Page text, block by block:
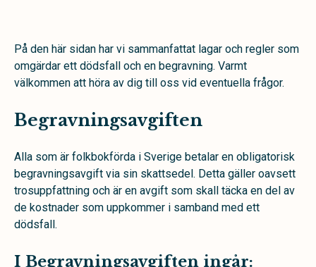
På den här sidan har vi sammanfattat lagar och regler som
omgärdar ett dödsfall och en begravning. Varmt
välkommen att höra av dig till oss vid eventuella frågor.
Begravningsavgiften
Alla som är folkbokförda i Sverige betalar en obligatorisk
begravningsavgift via sin skattsedel­. Detta gäller oavsett
trosuppfattning och är en avgift som skall täcka en del av
de kostnader som uppkommer i samband med ett
dödsfall.
I Begravningsavgiften ingår: